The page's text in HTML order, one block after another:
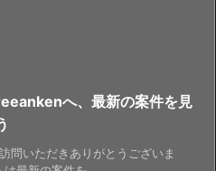
へ、最新の案件を見
問いただきありがとうございま